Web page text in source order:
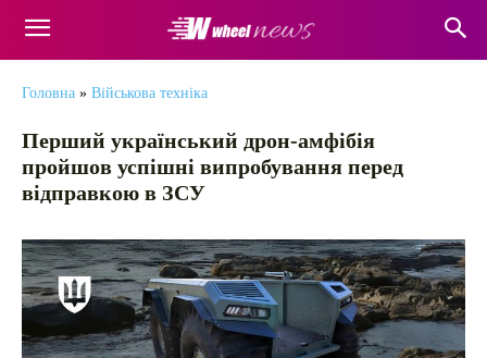
Головна » Військова техніка
Перший український дрон-амфібія
пройшов успішні випробування перед
відправкою в ЗСУ